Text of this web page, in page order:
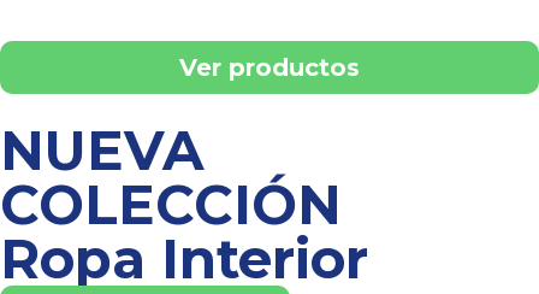
Ver productos
NUEVA
COLECCIÓN
Ropa Interior